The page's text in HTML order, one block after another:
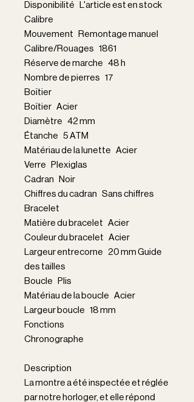
Disponibilité L'article est en stock
Calibre
Mouvement Remontage manuel
Calibre/Rouages 1861
Réserve de marche 48 h
Nombre de pierres 17
Boîtier
Boîtier Acier
Diamètre 42 mm
Étanche 5 ATM
Matériau de la lunette Acier
Verre Plexiglas
Cadran Noir
Chiffres du cadran Sans chiffres
Bracelet
Matière du bracelet Acier
Couleur du bracelet Acier
Largeur entrecorne 20 mm Guide
des tailles
Boucle Plis
Matériau de la boucle Acier
Largeur boucle 18 mm
Fonctions
Chronographe
Description
La montre a été inspectée et réglée
par notre horloger, et elle répond